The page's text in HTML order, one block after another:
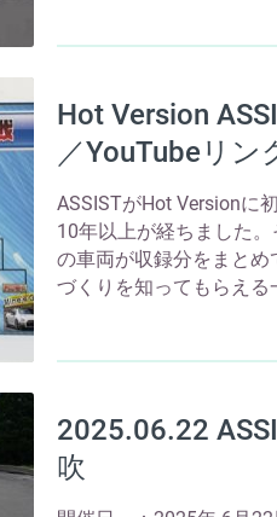
Hot Version
／YouTubeリン
ASSISTがHot Versionに
10年以上が経ちました
の車両が収録分をまと
づくりを知ってもらえる
2025.06.22
吹